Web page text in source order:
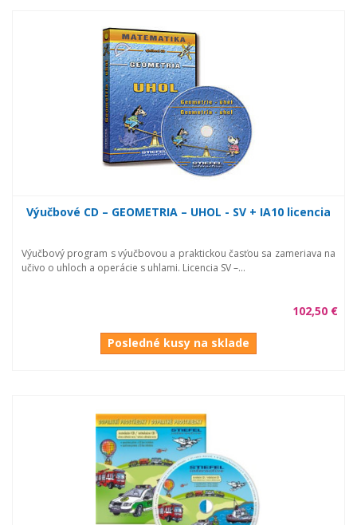
Výučbové CD – GEOMETRIA – UHOL - SV + IA10 licencia
Výučbový program s výučbovou a praktickou časťou sa zameriava na
učivo o uhloch a operácie s uhlami. Licencia SV –...
102,50 €
Posledné kusy na sklade